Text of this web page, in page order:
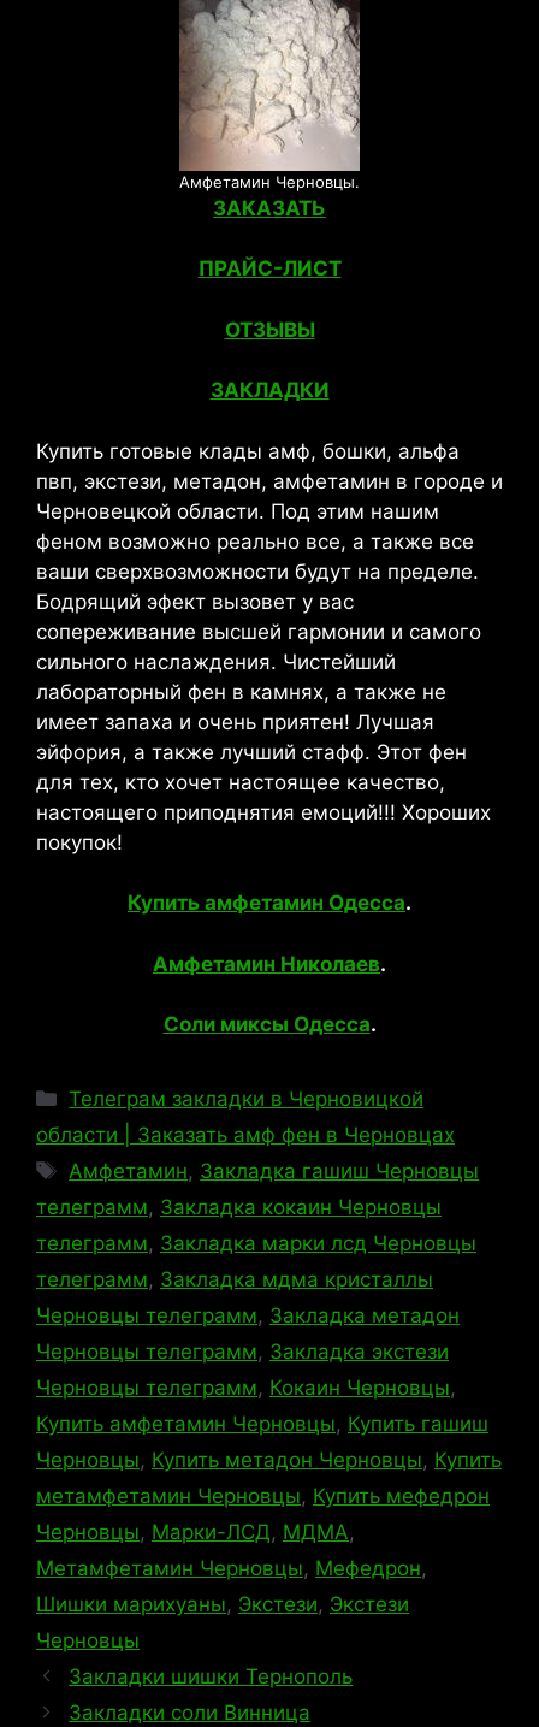
Амфетамин Черновцы.
ЗАКАЗАТЬ
ПРАЙС-ЛИСТ
ОТЗЫВЫ
ЗАКЛАДКИ
Купить готовые клады амф, бошки, альфа
пвп, экстези, метадон, амфетамин в городе и
Черновецкой области. Под этим нашим
феном возможно реально все, а также все
ваши сверхвозможности будут на пределе.
Бодрящий эфект вызовет у вас
сопереживание высшей гармонии и самого
сильного наслаждения. Чистейший
лабораторный фен в камнях, а также не
имеет запаха и очень приятен! Лучшая
эйфория, а также лучший стафф. Этот фен
для тех, кто хочет настоящее качество,
настоящего приподнятия емоций!!! Хороших
покупок!
Купить амфетамин Одесса.
Амфетамин Николаев.
Соли миксы Одесса.
Рубрики
Телеграм закладки в Черновицкой
области | Заказать амф фен в Черновцах
Метки
Амфетамин, Закладка гашиш Черновцы
телеграмм, Закладка кокаин Черновцы
телеграмм, Закладка марки лсд Черновцы
телеграмм, Закладка мдма кристаллы
Черновцы телеграмм, Закладка метадон
Черновцы телеграмм, Закладка экстези
Черновцы телеграмм, Кокаин Черновцы,
Купить амфетамин Черновцы, Купить гашиш
Черновцы, Купить метадон Черновцы, Купить
метамфетамин Черновцы, Купить мефедрон
Черновцы, Марки-ЛСД, МДМА,
Метамфетамин Черновцы, Мефедрон,
Шишки марихуаны, Экстези, Экстези
Черновцы
Закладки шишки Тернополь
Закладки соли Винница